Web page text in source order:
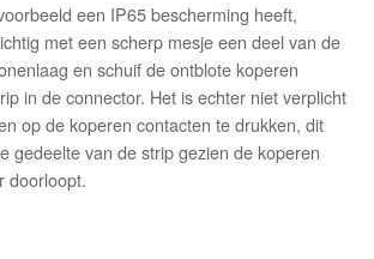
een IP65 bescherming heeft,
met een scherp mesje een deel van de
en schuif de ontblote koperen
in de connector. Het is echter niet verplicht
op de koperen contacten te drukken, dit
gedeelte van de strip gezien de koperen
doorloopt.